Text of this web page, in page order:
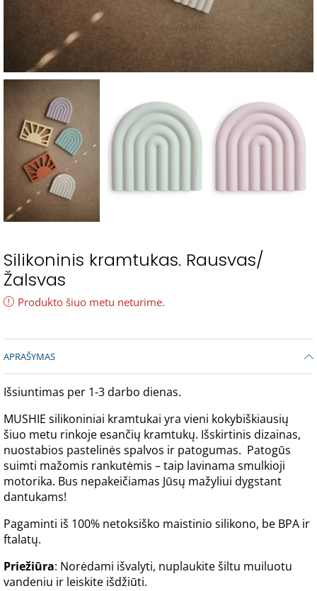
Silikoninis kramtukas. Rausvas/
Žalsvas
Produkto šiuo metu neturime.
APRAŠYMAS
Išsiuntimas per 1-3 darbo dienas.
MUSHIE silikoniniai kramtukai yra vieni kokybiškiausių
šiuo metu rinkoje esančių kramtukų. Išskirtinis dizainas,
nuostabios pastelinės spalvos ir patogumas. Patogūs
suimti mažomis rankutėmis – taip lavinama smulkioji
motorika. Bus nepakeičiamas Jūsų mažyliui dygstant
dantukams!
Pagaminti iš 100% netoksiško maistinio silikono, be BPA ir
ftalatų.
Priežiūra: Norėdami išvalyti, nuplaukite šiltu muiluotu
vandeniu ir leiskite išdžiūti.